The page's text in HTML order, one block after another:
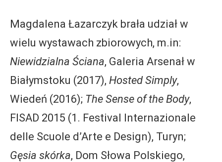
Magdalena Łazarczyk brała udział w
wielu wystawach zbiorowych, m.in:
Niewidzialna Ściana, Galeria Arsenał w
Białymstoku (2017), Hosted Simply,
Wiedeń (2016); The Sense of the Body,
FISAD 2015 (1. Festival Internazionale
delle Scuole d’Arte e Design), Turyn;
Gęsia skórka, Dom Słowa Polskiego,